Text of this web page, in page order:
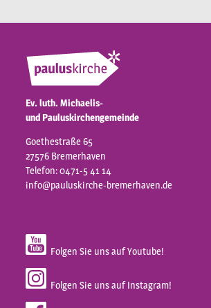
Ev. luth. Michaelis-
und Pauluskirchengemeinde
Goethestraße 65
27576 Bremerhaven
Telefon: 0471-5 41 14
info@pauluskirche-bremerhaven.de
Folgen Sie uns auf Youtube!
Folgen Sie uns auf Instagram!